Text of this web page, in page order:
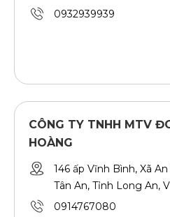
0932939939
CÔNG TY TNHH MTV
HOÀNG
146 ấp Vĩnh Bình, Xã
Tân An, Tỉnh Long An,
0914767080